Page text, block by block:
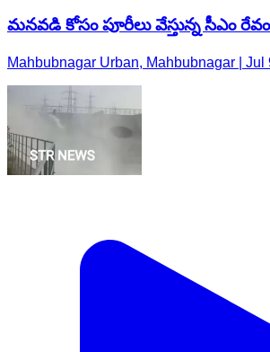
మనవడి కోసం పూరీలు వేస్తున్న సీఎం
Mahbubnagar Urban, Mahbubnagar | Jul